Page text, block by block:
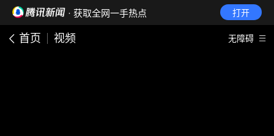
· 获取全网一手热点 打开
首页 视频 无障碍